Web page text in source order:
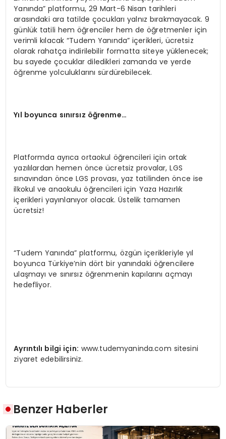
Yanında” platformu, 29 Mart-6 Nisan tarihleri
arasındaki ara tatilde çocukları yalnız bırakmayacak. 9
günlük tatili hem öğrenciler hem de öğretmenler için
verimli kılacak “Tudem Yanında” içerikleri, ücretsiz
olarak rahatça indirilebilir formatta siteye yüklenecek;
bu sayede çocuklar diledikleri zamanda ve yerde
öğrenme yolculuklarını sürdürebilecek.
Yıl boyunca sınırsız öğrenme…
Platformda ayrıca ortaokul öğrencileri için ortak
yazılılardan hemen önce ücretsiz provalar, LGS
sınavından önce LGS provası, yaz tatilinden önce ise
ilkokul ve anaokulu öğrencileri için Yaza Hazırlık
içerikleri yayınlanıyor olacak. Üstelik tamamen
ücretsiz!
“Tudem Yanında” platformu, özgün içerikleriyle yıl
boyunca Türkiye’nin dört bir yanındaki öğrencilere
ulaşmayı ve sınırsız öğrenmenin kapılarını açmayı
hedefliyor.
Ayrıntılı bilgi için: www.tudemyaninda.com sitesini
ziyaret edebilirsiniz.
Benzer Haberler